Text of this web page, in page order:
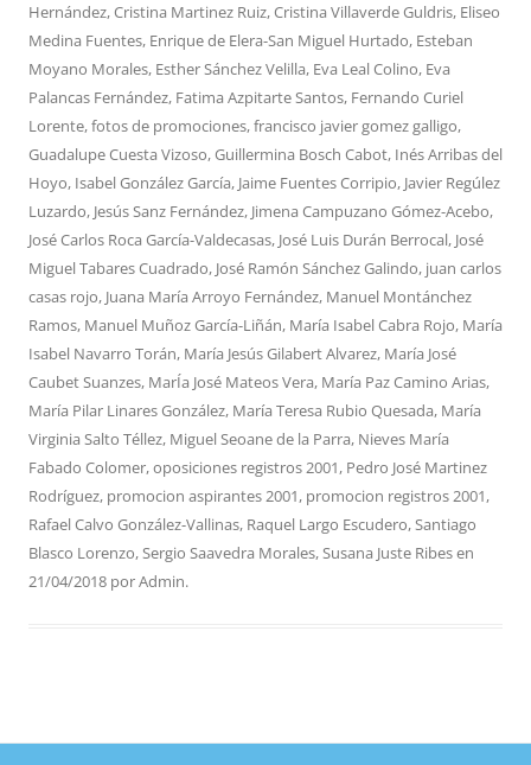
Hernández,Cristina Martinez Ruiz,Cristina Villaverde Guldris, Eliseo
Medina Fuentes, Enrique de Elera-San Miguel Hurtado, Esteban
Moyano Morales, Esther Sánchez Velilla, Eva Leal Colino, Eva
Palancas Fernández, Fatima Azpitarte Santos, Fernando Curiel
Lorente,fotos de promociones,francisco javier gomez galligo,
Guadalupe Cuesta Vizoso,Guillermina Bosch Cabot, Inés Arribas del
Hoyo, Isabel González García, Jaime Fuentes Corripio, Javier Regúlez
Luzardo, Jesús Sanz Fernández, Jimena Campuzano Gómez-Acebo,
José Carlos Roca García-Valdecasas, José Luis Durán Berrocal, José
Miguel Tabares Cuadrado, José Ramón Sánchez Galindo, juan carlos
casas rojo, Juana María Arroyo Fernández, Manuel Montánchez
Ramos, Manuel Muñoz García-Liñán, María Isabel Cabra Rojo, María
Isabel Navarro Torán, María Jesús Gilabert Alvarez, María José
Caubet Suanzes, MarÍa José Mateos Vera, María Paz Camino Arias,
María Pilar Linares González, María Teresa Rubio Quesada, María
Virginia Salto Téllez, Miguel Seoane de la Parra, Nieves María
Fabado Colomer,oposiciones registros 2001, Pedro José Martinez
Rodríguez, promocion aspirantes 2001, promocion registros 2001,
Rafael Calvo González-Vallinas, Raquel Largo Escudero,Santiago
Blasco Lorenzo,Sergio Saavedra Morales,Susana Juste Ribesen
21/04/2018 porAdmin.